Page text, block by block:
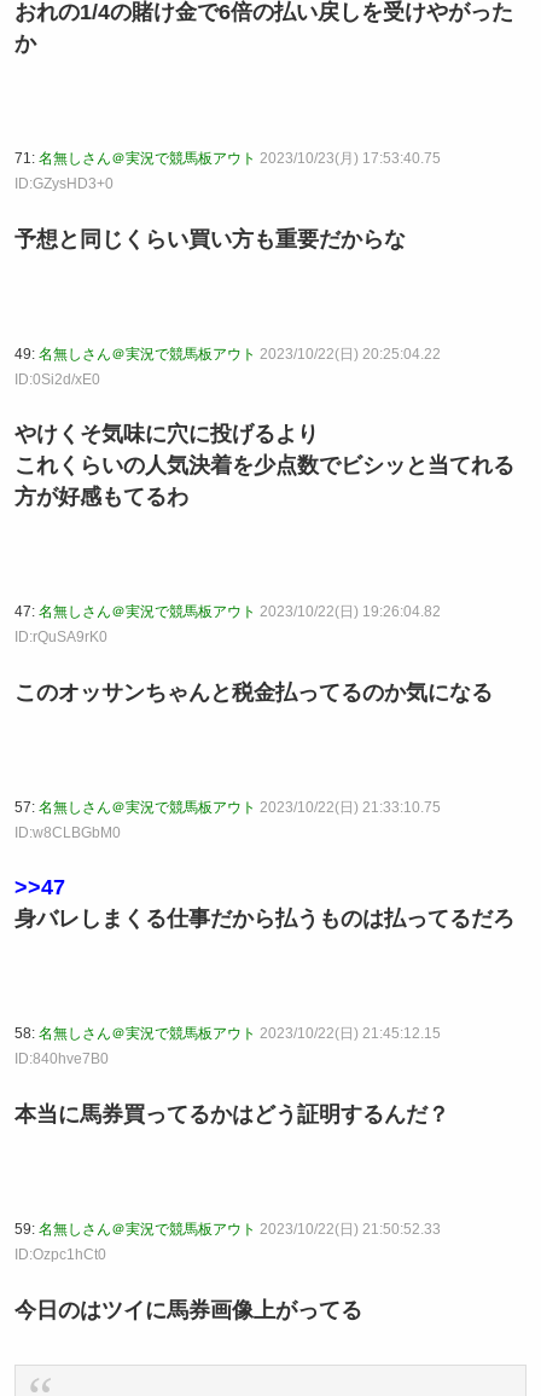
おれの1/4の賭け金で6倍の払い戻しを受けやがった
か
71: 名無しさん＠実況で競馬板アウト 2023/10/23(月) 17:53:40.75
ID:GZysHD3+0
予想と同じくらい買い方も重要だからな
49: 名無しさん＠実況で競馬板アウト 2023/10/22(日) 20:25:04.22
ID:0Si2d/xE0
やけくそ気味に穴に投げるより
これくらいの人気決着を少点数でビシッと当てれる
方が好感もてるわ
47: 名無しさん＠実況で競馬板アウト 2023/10/22(日) 19:26:04.82
ID:rQuSA9rK0
このオッサンちゃんと税金払ってるのか気になる
57: 名無しさん＠実況で競馬板アウト 2023/10/22(日) 21:33:10.75
ID:w8CLBGbM0
>>47
身バレしまくる仕事だから払うものは払ってるだろ
58: 名無しさん＠実況で競馬板アウト 2023/10/22(日) 21:45:12.15
ID:840hve7B0
本当に馬券買ってるかはどう証明するんだ？
59: 名無しさん＠実況で競馬板アウト 2023/10/22(日) 21:50:52.33
ID:Ozpc1hCt0
今日のはツイに馬券画像上がってる